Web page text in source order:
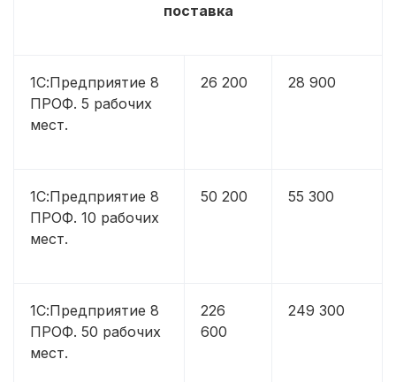
поставка
1С:Предприятие 8
ПРОФ. 5 рабочих
мест.
26 200 28 900
1С:Предприятие 8
ПРОФ. 10 рабочих
мест.
50 200 55 300
1С:Предприятие 8
ПРОФ. 50 рабочих
мест.
226
600
249 300